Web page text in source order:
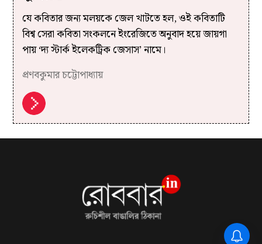
যে কবিতার জন্য মলয়কে জেল খাটতে হল, ওই কবিতাটি
বিশ্ব সেরা কবিতা সংকলনে ইংরেজিতে অনুবাদ হয়ে জায়গা
পায় ‘দ্য স্টার্ক ইলেকট্রিক জেসাস’ নামে।
প্রণবকুমার চট্টোপাধ্যায়